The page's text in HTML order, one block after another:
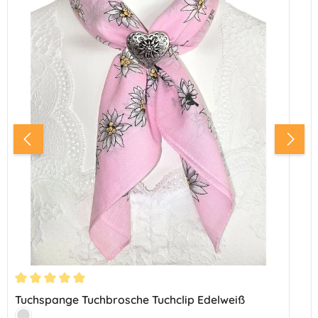
Durchschnittliche Bewertung von 5 von 5 Sternen
Tuchspange Tuchbrosche Tuchclip Edelweiß
Farbe: